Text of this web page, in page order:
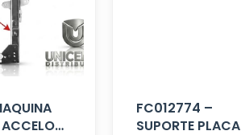
FC012774 –
SUPORTE PLACA